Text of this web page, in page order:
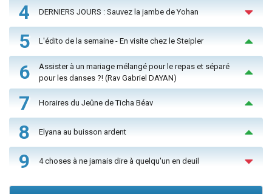
4 DERNIERS JOURS : Sauvez la jambe de Yohan
5 L'édito de la semaine - En visite chez le Steipler
6
Assister à un mariage mélangé pour le repas et séparé
pour les danses ?! (Rav Gabriel DAYAN)
7 Horaires du Jeûne de Ticha Béav
8 Elyana au buisson ardent
9 4 choses à ne jamais dire à quelqu'un en deuil